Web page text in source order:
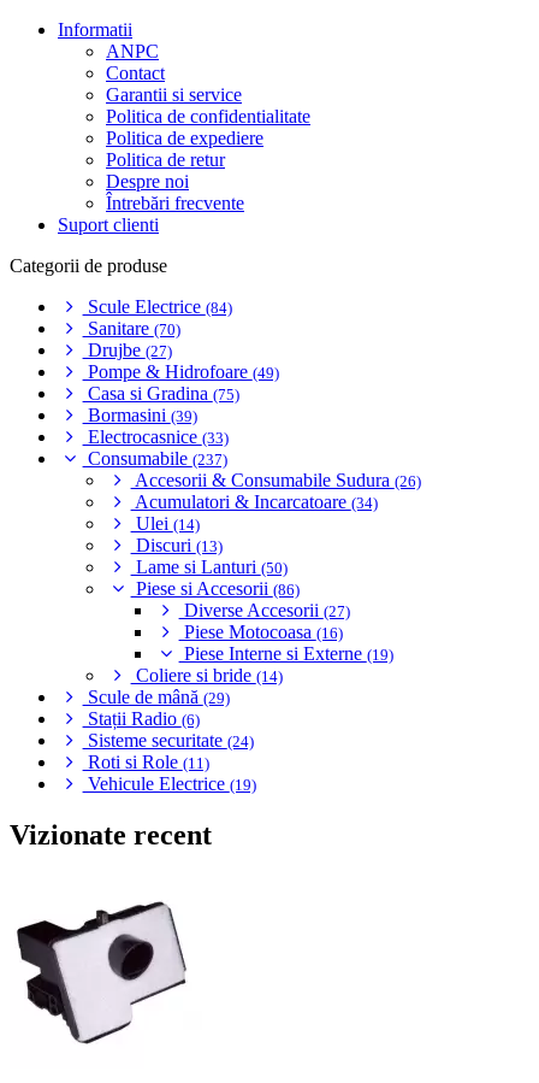
Informatii
ANPC
Contact
Garantii si service
Politica de confidentialitate
Politica de expediere
Politica de retur
Despre noi
Întrebări frecvente
Suport clienti
Categorii de produse
Scule Electrice (84)
Sanitare (70)
Drujbe (27)
Pompe & Hidrofoare (49)
Casa si Gradina (75)
Bormasini (39)
Electrocasnice (33)
Consumabile (237)
Accesorii & Consumabile Sudura (26)
Acumulatori & Incarcatoare (34)
Ulei (14)
Discuri (13)
Lame si Lanturi (50)
Piese si Accesorii (86)
Diverse Accesorii (27)
Piese Motocoasa (16)
Piese Interne si Externe (19)
Coliere si bride (14)
Scule de mână (29)
Stații Radio (6)
Sisteme securitate (24)
Roti si Role (11)
Vehicule Electrice (19)
Vizionate recent